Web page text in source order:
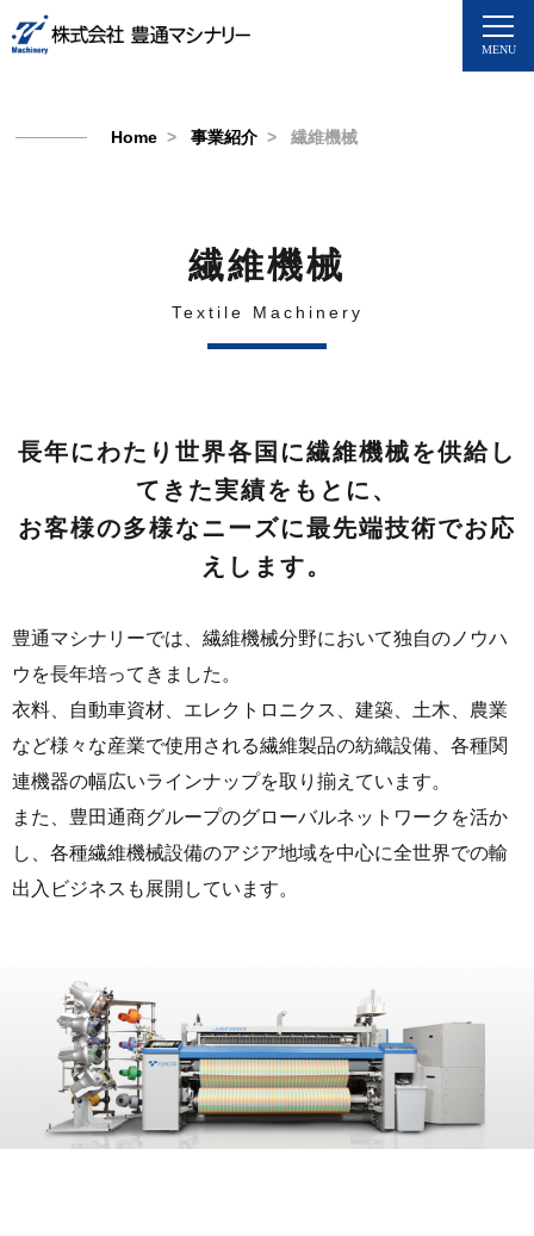
Home 事業紹介 繊維機械
繊維機械
Textile Machinery
長年にわたり世界各国に繊維機械を供給し
てきた実績をもとに、
お客様の多様なニーズに最先端技術でお応
えします。
豊通マシナリーでは、繊維機械分野において独自のノウハ
ウを長年培ってきました。
衣料、自動車資材、エレクトロニクス、建築、土木、農業
など様々な産業で使用される繊維製品の紡織設備、各種関
連機器の幅広いラインナップを取り揃えています。
また、豊田通商グループのグローバルネットワークを活か
し、各種繊維機械設備のアジア地域を中心に全世界での輸
出入ビジネスも展開しています。